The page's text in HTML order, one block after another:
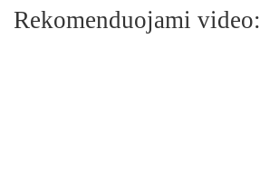
Rekomenduojami video: